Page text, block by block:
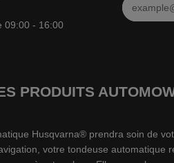
09:00 - 16:00
PRODUITS
Husqvarna® prendra soin de
votre tondeuse automatique